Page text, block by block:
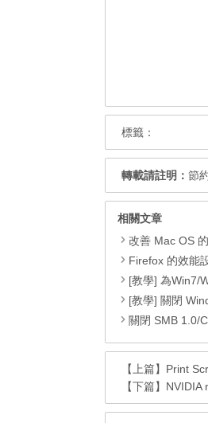
標籤：
轉載請註明： 節
相關文章
改善 Mac OS
Firefox 的效能
[教學] 為Win7/
[教學] 關閉
關閉 SMB 1.0/
【上篇】 Print
【下篇】 NVIDIA